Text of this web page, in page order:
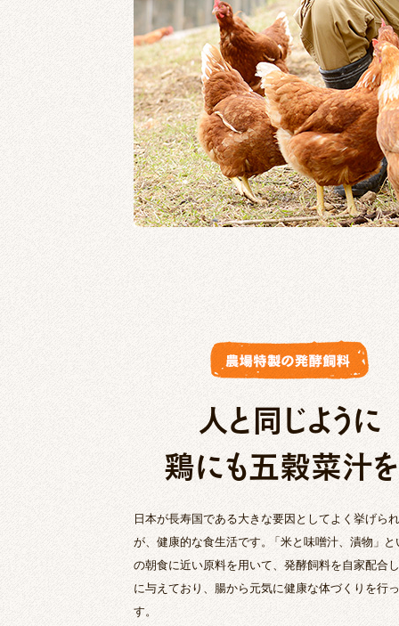
人と同じように
鶏にも五穀菜汁を
日本が長寿国である大きな要因としてよく挙げら
が、健康的な食生活です。
「米と味噌汁、漬物 」 と
の朝食に近い原料を用いて、発酵飼料を自家配合
に与えており、腸から元気に健康な体づくりを行
す。